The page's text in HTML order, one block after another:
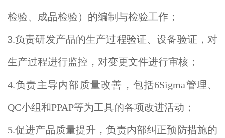
检验、成品检验）的编制与检验工作；
3.负责研发产品的生产过程验证、设备验证，对
生产过程进行监控，对变更文件进行审核；
4.负责主导内部质量改善，包括6Sigma管理、
QC小组和PPAP等为工具的各项改进活动；
5.促进产品质量提升，负责内部纠正预防措施的